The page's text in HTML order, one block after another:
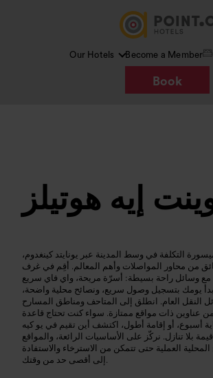
Our Hotels Become a Member
Book
إيه هوتيلز
التكلفة في وسط المدينة عبر يونايتد كينغدوم،
من محاور المواصلات وأهم المعالم. أقِم في غرف
وسائل راحة بسيطة: أسرّة مريحة، واي فاي سريع
يومك بتسجيل وصول سريع، ونصائح محلية واضحة،
النقل العام. انطلق إلى المتاحف ومناطق المسارح
عناوين ذات مواقع ممتازة. سواء كنت تحتاج قاعدة
أسبوع، أو إقامة أطول، اكتشف أين تقيم في يو كيه
بلا تنازل. نركّز على الأساسيات الرائعة، والمواقع
العملية حتى تتمكن من الاسترخاء والاستفادة
إلى أقصى حد من وقتك.